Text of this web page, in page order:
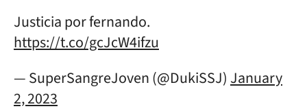
Justicia por fernando.
https://t.co/gcJcW4ifzu
— SuperSangreJoven (@DukiSSJ) January
2, 2023